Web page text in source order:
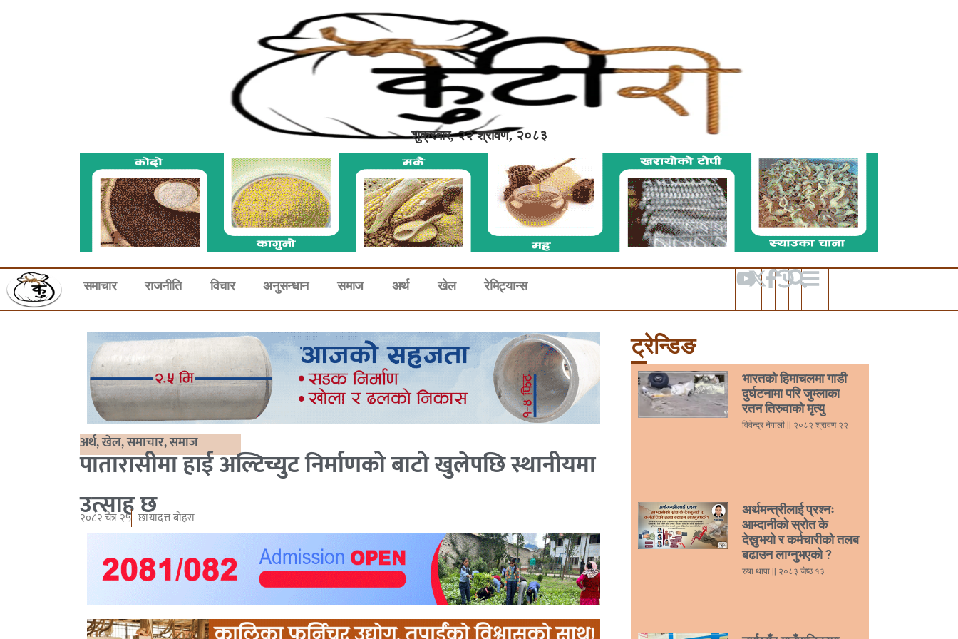
शुक्रबार, २२ श्रावण, २०८३
समाचार राजनीति विचार अनुसन्धान समाज अर्थ खेल रेमिट्यान्स
अर्थ,खेल,समाचार,समाज
पातारासीमा हाई अल्टिच्युट निर्माणको बाटो खुलेपछि स्थानीयमा
उत्साह छ
२०८२ चैत्र २५ छायादत्त बोहरा
ट्रेन्डिङ
भारतको हिमाचलमा गाडी
दुर्घटनामा परि जुम्लाका
रतन तिरुवाको मृत्यु
विवेन्द्र नेपाली २०८२ श्रावण २२
अर्थमन्त्रीलाई प्रश्नः
आम्दानीको स्रोत के
देख्नुभयो र कर्मचारीको तलब
बढाउन लाग्नुभएको ?
रुषा थापा २०८३ जेष्ठ १३